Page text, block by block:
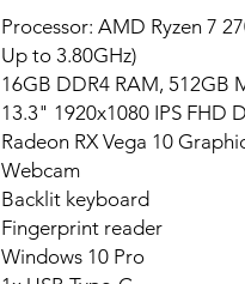
Processor: AMD Ryzen 7
Up to 3.80GHz)
16GB DDR4 RAM, 512GB
13.3" 1920x1080 IPS FHD
Radeon RX Vega 10
Webcam
Backlit keyboard
Fingerprint reader
Windows 10 Pro